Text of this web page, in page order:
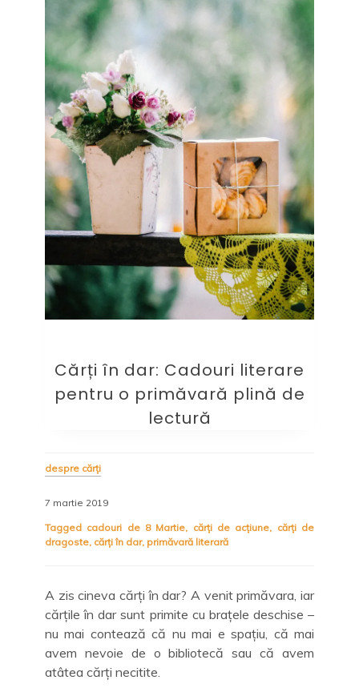
Cărți în dar: Cadouri literare
pentru o primăvară plină de
lectură
despre cărți
7 martie 2019
Tagged cadouri de 8 Martie, cărți de acțiune, cărți de
dragoste, cărți în dar, primăvară literară
A zis cineva cărți în dar? A venit primăvara, iar
cărțile în dar sunt primite cu brațele deschise –
nu mai contează că nu mai e spațiu, că mai
avem nevoie de o bibliotecă sau că avem
atâtea cărți necitite.